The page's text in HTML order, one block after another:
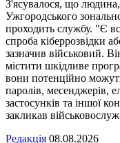
З'ясувалося, що
Ужгородського
проходить службу. "Є
спроба кіберрозвідки
зазначив військовий.
містити шкідливе
вони потенційно
паролів, месенджерів,
застосунків та іншої
закликав
Редакція 08.08.2026